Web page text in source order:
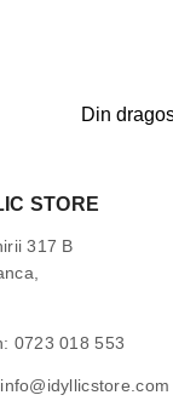
Din
STORE
317 B
0723 018 553
info@idyllicstore.com